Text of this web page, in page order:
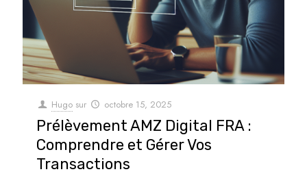
Hugo sur octobre 15, 2025
Prélèvement AMZ Digital FRA :
Comprendre et Gérer Vos
Transactions